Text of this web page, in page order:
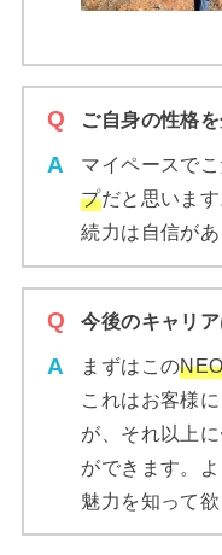
ご自身の性格
マイペースで
プだと思いま
続力は自信があ
今後のキャリ
まずはこの
これはお客様に
が、それ以上に
ができます。
魅力を知って欲